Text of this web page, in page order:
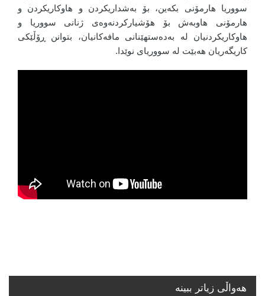
سووریا هارمۆنی بکەین، بۆ بەشداریکردن و هاوکاریکردن و
هارمۆنی هاوبەش بۆ هۆشیارکردنەوەی ژنانی سووریا و
هاوکاریکردنیان لە بەدەستهێنانی مافەکانیان، بتوانن ڕۆڵێکی
کاریگەریان هەبێت لە سووریای نوێدا.
هه‌واڵی زیاتر ببینە